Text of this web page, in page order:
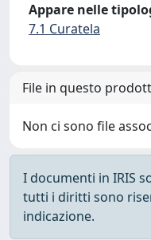
Appare nelle
7.1 Curatela
File in questo
Non ci sono file
I documenti in IRIS
tutti i diritti sono
indicazione.